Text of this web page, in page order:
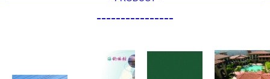
----------------